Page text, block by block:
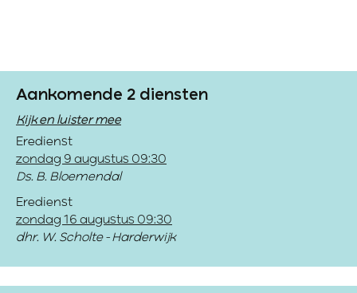
Aankomende 2 diensten
Kijk en luister mee
Eredienst
zondag 9 augustus 09:30
Ds. B. Bloemendal
Eredienst
zondag 16 augustus 09:30
dhr. W. Scholte - Harderwijk